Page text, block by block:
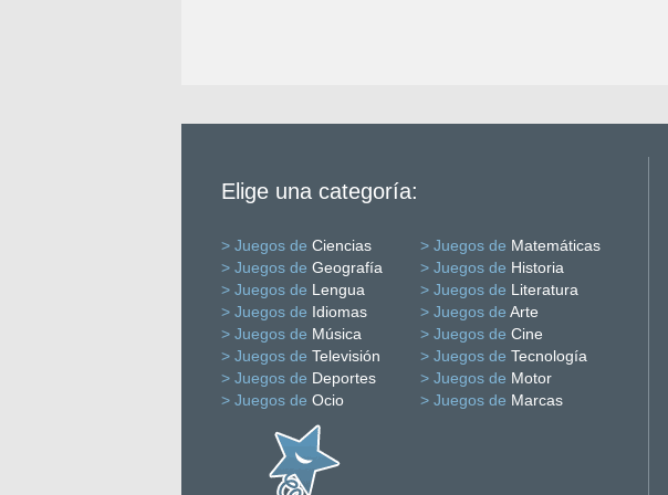
Elige una categoría:
> Juegos de Ciencias > Juegos de Matemáticas
> Juegos de Geografía > Juegos de Historia
> Juegos de Lengua > Juegos de Literatura
> Juegos de Idiomas > Juegos de Arte
> Juegos de Música > Juegos de Cine
> Juegos de Televisión > Juegos de Tecnología
> Juegos de Deportes > Juegos de Motor
> Juegos de Ocio > Juegos de Marcas